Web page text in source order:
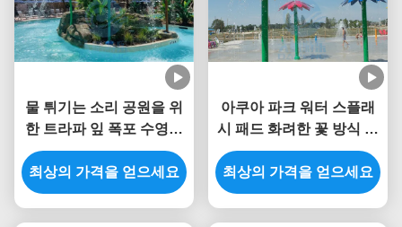
물 튀기는 소리 공원을 위
한 트라파 잎 폭포 수영장
분수 SS 304를 작은 가지
로 장식하세요
최상의 가격을 얻으세요
아쿠아 파크 워터 스플래
시 패드 화려한 꽃 방식 워
터 파크 분수 3.0m 높이
최상의 가격을 얻으세요